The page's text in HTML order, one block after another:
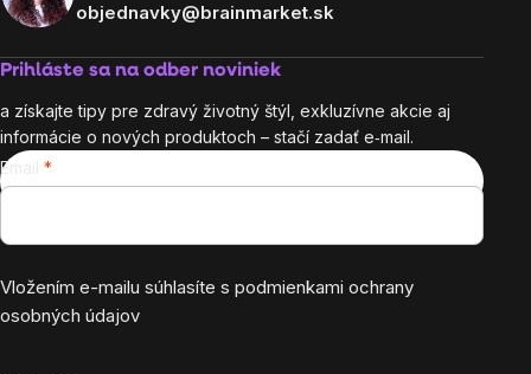
objednavky@brainmarket.sk
Prihláste sa na odber noviniek
a získajte tipy pre zdravý životný štýl, exkluzívne akcie aj
informácie o nových produktoch – stačí zadať e‑mail.
Email
Vložením e-mailu súhlasíte s podmienkami ochrany
osobných údajov